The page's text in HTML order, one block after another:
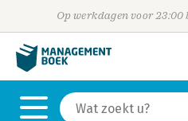
Op werkdagen voor